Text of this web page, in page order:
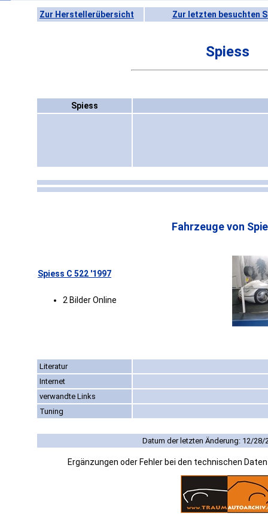
Zur Herstellerübersicht Zur letzten besuchten
Spiess
Spiess
Fahrzeuge von
Spiess C 522 '1997
2 Bilder Online
Literatur
Internet
verwandte Links
Tuning
Datum der letzten Änderung: 12/28/
Ergänzungen oder Fehler bei den technischen